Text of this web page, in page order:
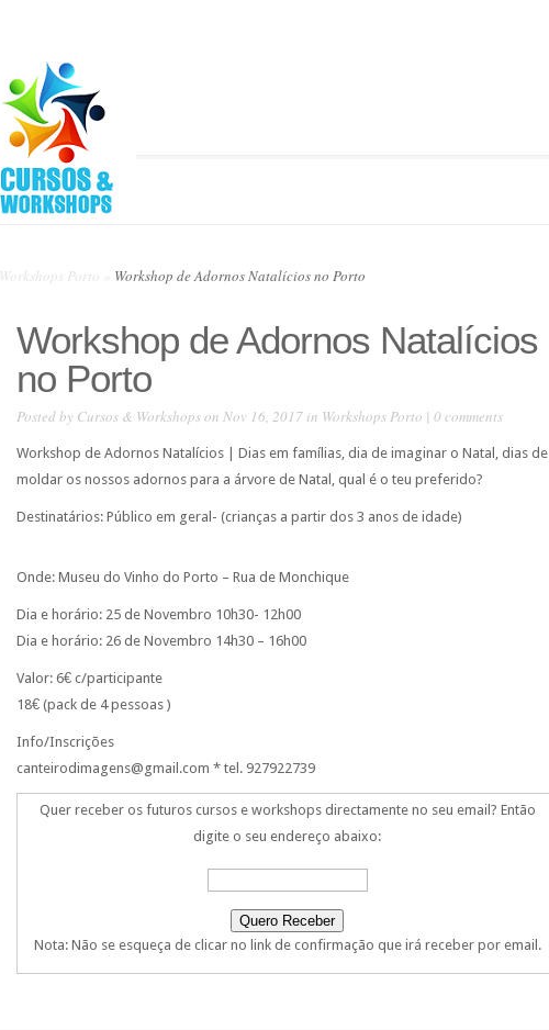
Workshops Porto Workshop de Adornos Natalícios no Porto
Workshop de Adornos Natalícios
no Porto
Posted by Cursos & Workshopson Nov 16, 2017 in Workshops Porto | 0 comments
Workshop de Adornos Natalícios | Dias em famílias, dia de imaginar o Natal, dias de
moldar os nossos adornos para a árvore de Natal, qual é o teu preferido?
Destinatários: Público em geral- (crianças a partir dos 3 anos de idade)
Onde: Museu do Vinho do Porto – Rua de Monchique
Dia e horário: 25 de Novembro 10h30- 12h00
Dia e horário: 26 de Novembro 14h30 – 16h00
Valor: 6€ c/participante
18€ (pack de 4 pessoas )
Info/Inscrições
canteirodimagens@gmail.com * tel. 927922739
Quer receber os futuros cursos e workshops directamente no seu email? Então
digite o seu endereço abaixo:
Nota: Não se esqueça de clicar no link de confirmação que irá receber por email.